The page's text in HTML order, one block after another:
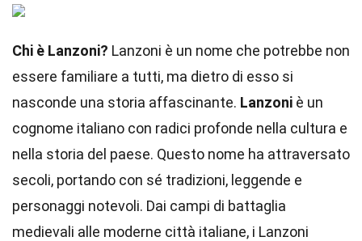
Chi è Lanzoni? Lanzoni è un nome che potrebbe non
essere familiare a tutti, ma dietro di esso si
nasconde una storia affascinante. Lanzoni è un
cognome italiano con radici profonde nella cultura e
nella storia del paese. Questo nome ha attraversato
secoli, portando con sé tradizioni, leggende e
personaggi notevoli. Dai campi di battaglia
medievali alle moderne città italiane, i Lanzoni